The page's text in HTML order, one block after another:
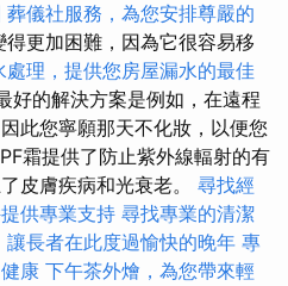
葬儀社服務，為您安排尊嚴的
更加困難，因為它很容易移
處理，提供您房屋漏水的最佳
好的解決方案是例如，在遠程
此您寧願那天不化妝，以便您
霜提供了防止紫外線輻射的有
皮膚疾病和光衰老。 尋找經
供專業支持 尋找專業的清潔
讓長者在此度過愉快的晚年 專
康 下午茶外燴，為您帶來輕